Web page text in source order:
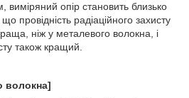
опір становить близько
провідність радіаційного захисту
ніж у металевого волокна, і
також кращий.
волокна]